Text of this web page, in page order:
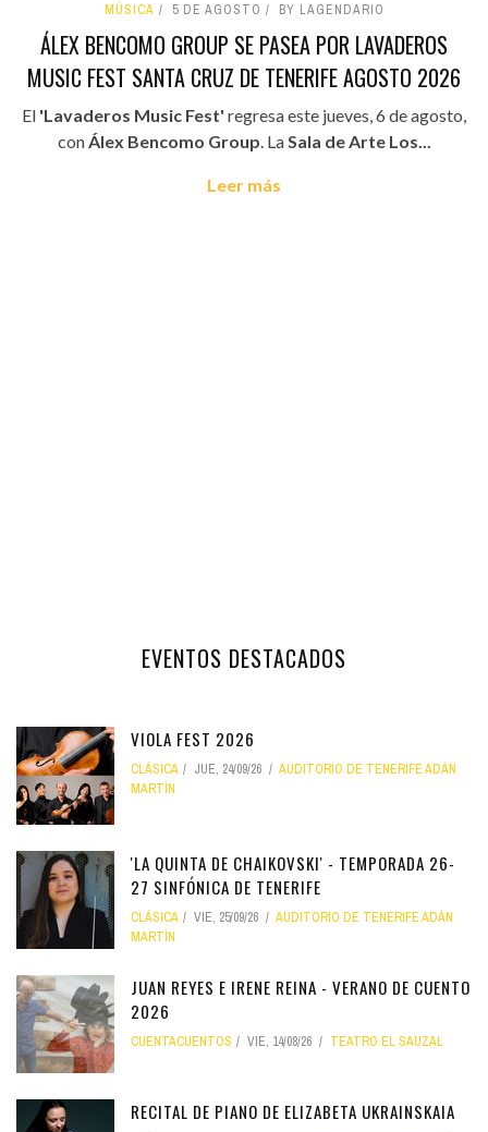
MÚSICA 5 DE AGOSTO BY LAGENDARIO
ÁLEX BENCOMO GROUP SE PASEA POR LAVADEROS
MUSIC FEST SANTA CRUZ DE TENERIFE AGOSTO 2026
El 'Lavaderos Music Fest' regresa este jueves, 6 de agosto,
conÁlex Bencomo Group. LaSala de Arte Los...
Leer más
EVENTOS DESTACADOS
VIOLA FEST 2026
CLÁSICA JUE, 24/09/26
AUDITORIO DE TENERIFE ADÁN
MARTÍN
'LA QUINTA DE CHAIKOVSKI' - TEMPORADA 26-
27 SINFÓNICA DE TENERIFE
CLÁSICA VIE, 25/09/26
AUDITORIO DE TENERIFE ADÁN
MARTÍN
JUAN REYES E IRENE REINA - VERANO DE CUENTO
2026
CUENTACUENTOS VIE, 14/08/26 TEATRO EL SAUZAL
RECITAL DE PIANO DE ELIZABETA UKRAINSKAIA